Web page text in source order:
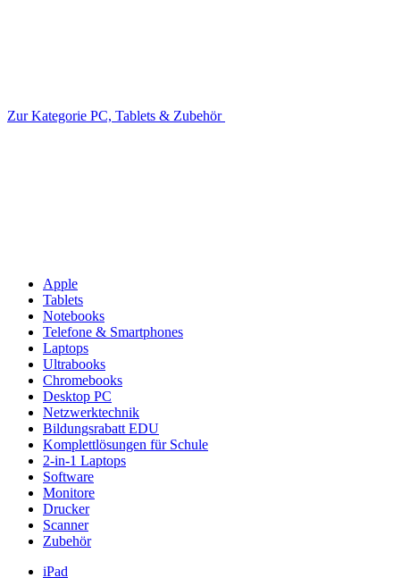
Zur Kategorie PC, Tablets & Zubehör
Apple
Tablets
Notebooks
Telefone & Smartphones
Laptops
Ultrabooks
Chromebooks
Desktop PC
Netzwerktechnik
Bildungsrabatt EDU
Komplettlösungen für Schule
2-in-1 Laptops
Software
Monitore
Drucker
Scanner
Zubehör
iPad